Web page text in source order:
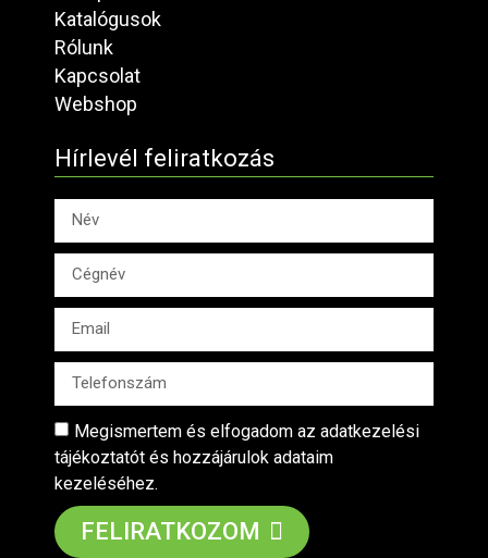
Katalógusok
Rólunk
Kapcsolat
Webshop
Hírlevél feliratkozás
Megismertem és elfogadom az adatkezelési
tájékoztatót és hozzájárulok adataim
kezeléséhez.
FELIRATKOZOM